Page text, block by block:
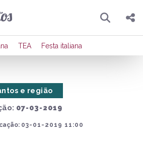
Pesquisar
Compartilhar
TEA Festa italiana
07-03-2019
03-01-2019 11:00
e região